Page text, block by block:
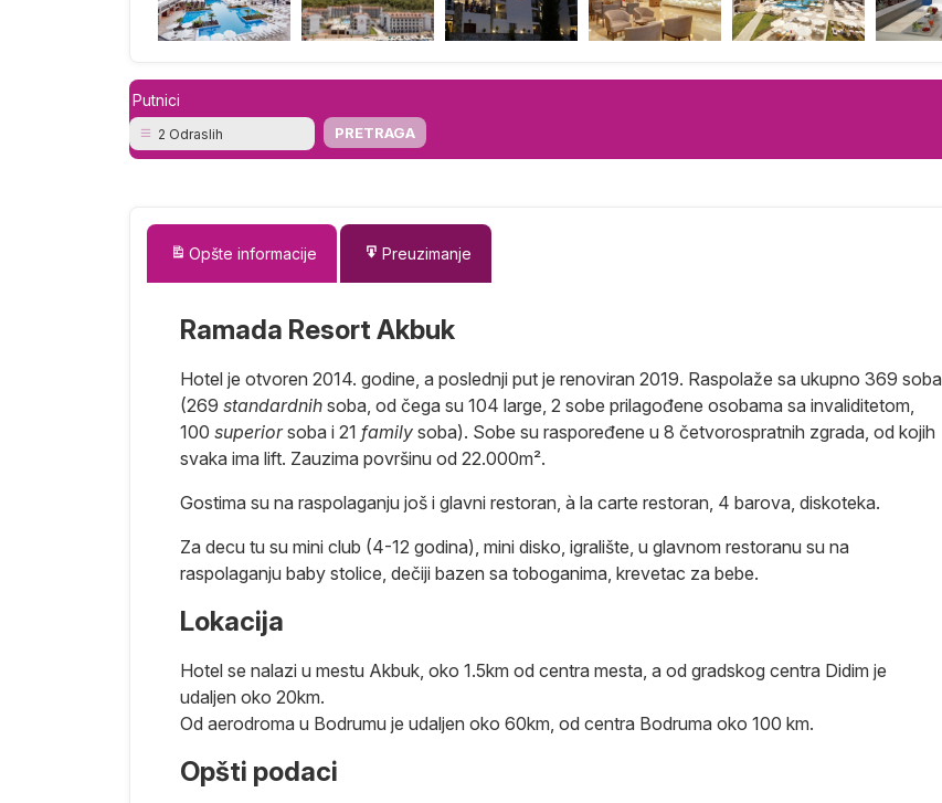
Putnici
2 Odraslih
Opšte informacije Preuzimanje
Ramada Resort Akbuk
Hotel je otvoren 2014. godine, a poslednji put je renoviran 2019. Raspolaže sa ukupno 369 soba
(269 standardnih soba, od čega su 104 large, 2 sobe prilagođene osobama sa invaliditetom,
100 superiorsoba i 21 family soba). Sobe su raspoređene u 8 četvorospratnih zgrada, od kojih
svaka ima lift. Zauzima površinu od 22.000m².
Gostima su na raspolaganju još i glavni restoran, à la carte restoran, 4 barova, diskoteka.
Za decu tu su mini club (4-12 godina), mini disko, igralište, u glavnom restoranu su na
raspolaganju baby stolice, dečiji bazen sa toboganima, krevetac za bebe.
Lokacija
Hotel se nalazi u mestu Akbuk, oko 1.5km od centra mesta, a od gradskog centra Didim je
udaljen oko 20km.
Od aerodroma u Bodrumu je udaljen oko 60km, od centra Bodruma oko 100 km.
Opšti podaci